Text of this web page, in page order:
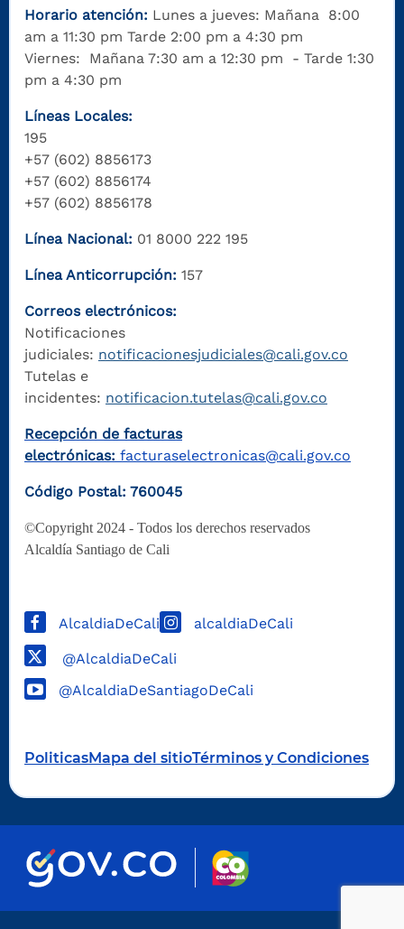
Horario atención: Lunes a jueves: Mañana 8:00
am a 11:30 pm Tarde 2:00 pm a 4:30 pm
Viernes: Mañana 7:30 am a 12:30 pm - Tarde 1:30
pm a 4:30 pm
Líneas Locales:
195
+57 (602) 8856173
+57 (602) 8856174
+57 (602) 8856178
Línea Nacional: 01 8000 222 195
Línea Anticorrupción: 157
Correos electrónicos:
Notificaciones
judiciales: notificacionesjudiciales@cali.gov.co
Tutelas e
incidentes: notificacion.tutelas@cali.gov.co
Recepción de facturas
electrónicas: facturaselectronicas@cali.gov.co
Código Postal: 760045
©Copyright 2024 - Todos los derechos reservados
Alcaldía Santiago de Cali
AlcaldiaDeCali alcaldiaDeCali
@AlcaldiaDeCali
@AlcaldiaDeSantiagoDeCali
PoliticasMapa del sitioTérminos y Condiciones